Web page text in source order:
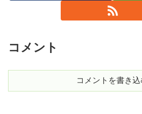
コメント
コメントを書き込